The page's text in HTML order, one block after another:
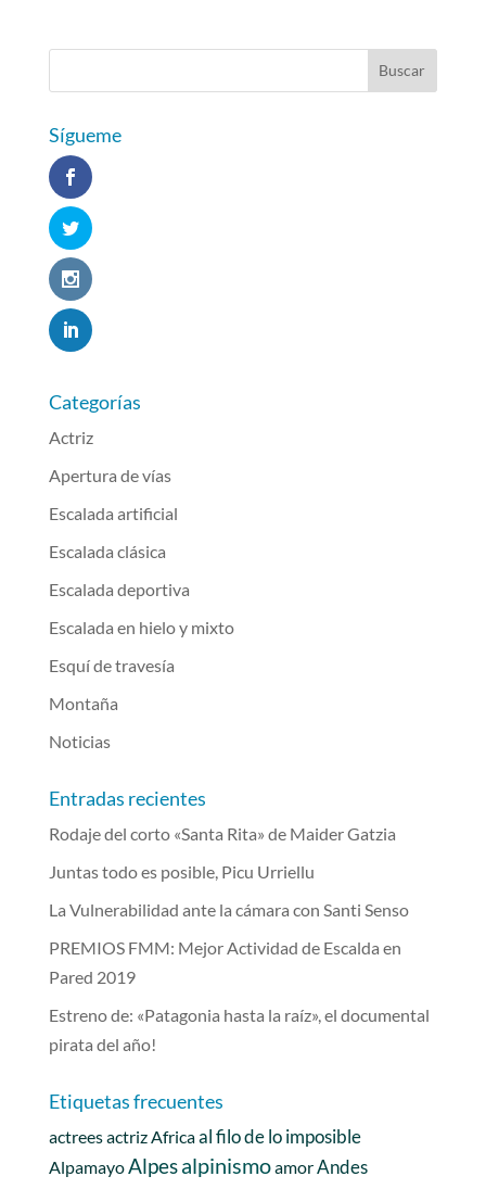
Sígueme
Categorías
Actriz
Apertura de vías
Escalada artificial
Escalada clásica
Escalada deportiva
Escalada en hielo y mixto
Esquí de travesía
Montaña
Noticias
Entradas recientes
Rodaje del corto «Santa Rita» de Maider Gatzia
Juntas todo es posible, Picu Urriellu
La Vulnerabilidad ante la cámara con Santi Senso
PREMIOS FMM: Mejor Actividad de Escalda en
Pared 2019
Estreno de: «Patagonia hasta la raíz», el documental
pirata del año!
Etiquetas frecuentes
actreesactrizAfricaal filo de lo imposible
AlpamayoAlpesalpinismoamorAndes